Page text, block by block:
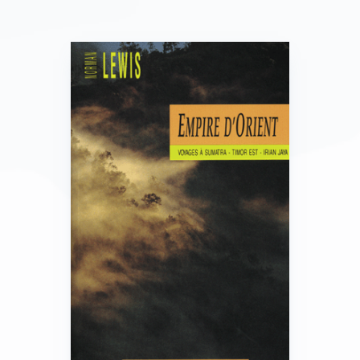
connaît pas d’aide sociale d’Etat, mais sont
soutenues par une extraordinaire solidarité
familiale et de voisinage. Mya Than Tint complète
son ouvrage par des récits de personnages aux
occupations plus exotiques – comme le dresseur
d’éléphants ou le montreur de singes.